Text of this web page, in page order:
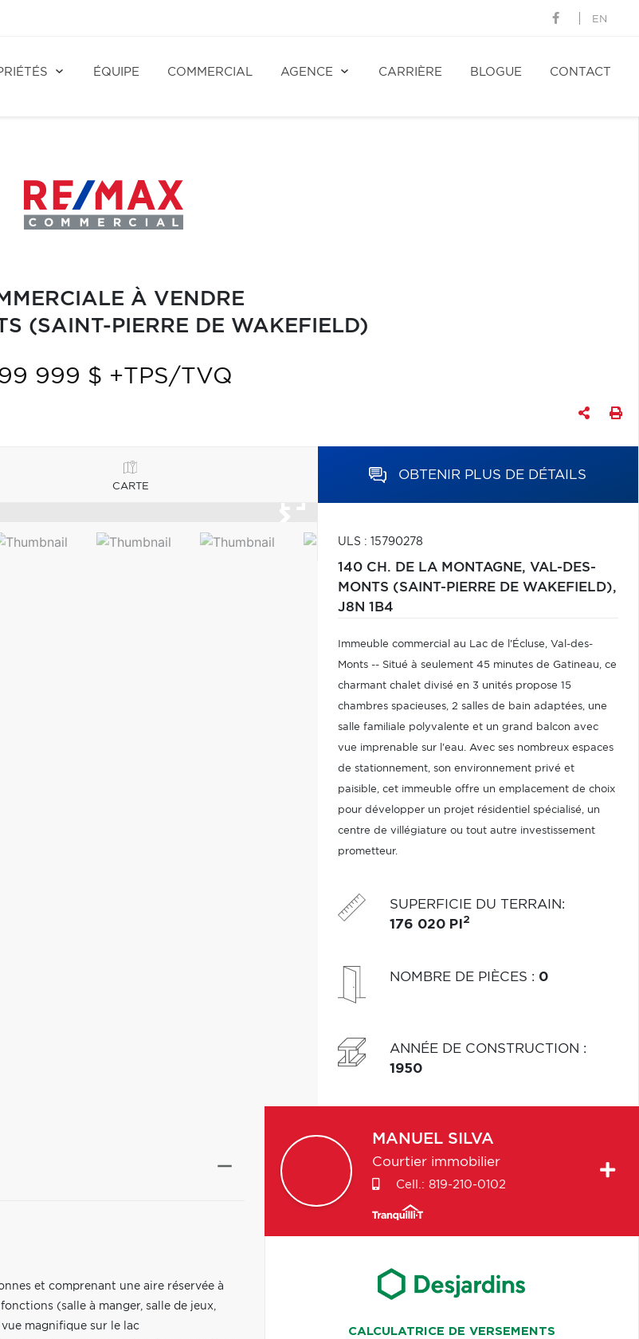
EN
ÉQUIPE COMMERCIAL AGENCE CARRIÈRE BLOGUE CONTACT
À VENDRE
(SAINT-PIERRE DE WAKEFIELD)
999 $ +TPS/TVQ
CARTE
OBTENIR PLUS DE DÉTAILS
ULS : 15790278
140 CH. DE LA MONTAGNE, VAL-DES-
MONTS (SAINT-PIERRE DE WAKEFIELD),
J8N 1B4
Immeuble commercial au Lac de l'Écluse, Val-des-
Monts -- Situé à seulement 45 minutes de Gatineau, ce
charmant chalet divisé en 3 unités propose 15
chambres spacieuses, 2 salles de bain adaptées, une
salle familiale polyvalente et un grand balcon avec
vue imprenable sur l'eau. Avec ses nombreux espaces
de stationnement, son environnement privé et
paisible, cet immeuble offre un emplacement de choix
pour développer un projet résidentiel spécialisé, un
centre de villégiature ou tout autre investissement
prometteur.
SUPERFICIE DU TERRAIN:
176 020 PI 2
NOMBRE DE PIÈCES : 0
ANNÉE DE CONSTRUCTION :
1950
et comprenant une aire réservée à
(salle à manger, salle de jeux,
magnifique sur le lac
MANUEL SILVA
Courtier immobilier
Cell.: 819-210-0102
CALCULATRICE DE VERSEMENTS